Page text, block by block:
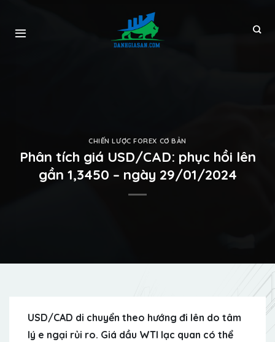
CHIẾN LƯỢC FOREX CƠ BẢN
Phân tích giá USD/CAD: phục hồi lên
gần 1,3450 – ngày 29/01/2024
USD/CAD di chuyển theo hướng đi lên do tâm
lý e ngại rủi ro. Giá dầu WTI lạc quan có thể